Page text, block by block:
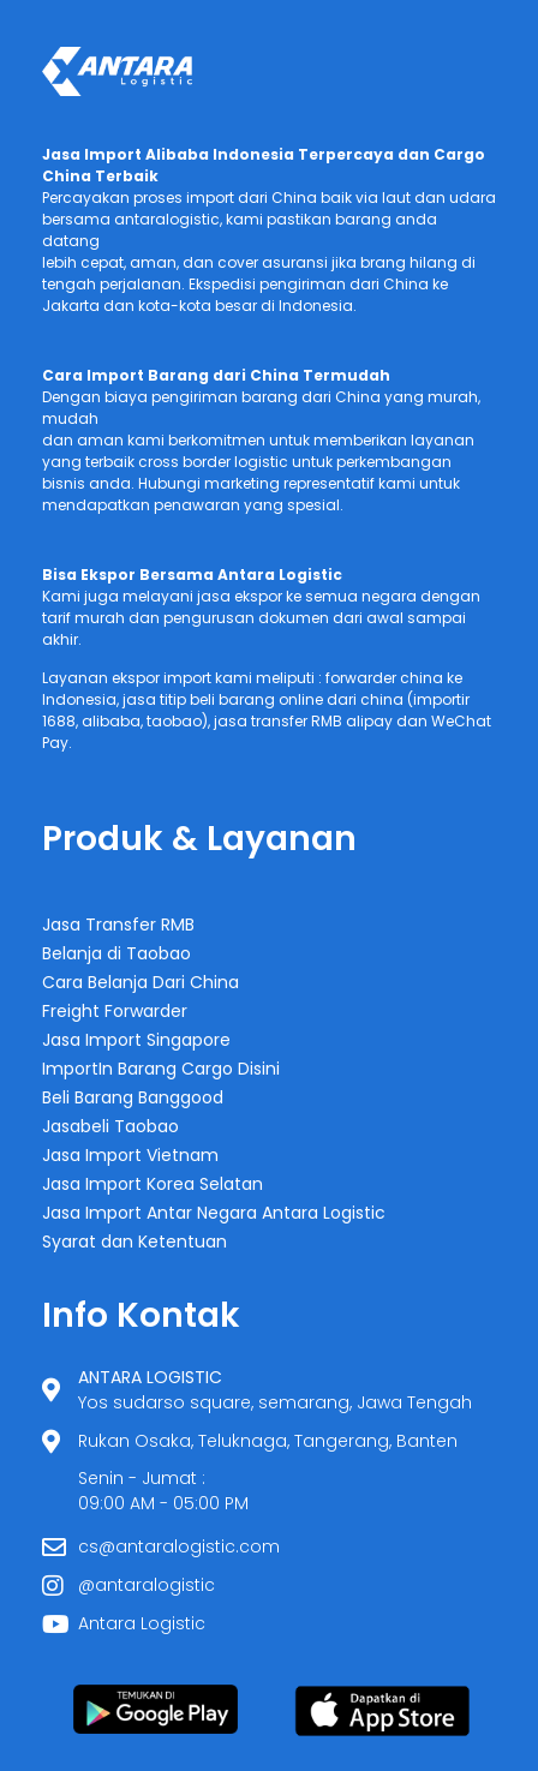
Jasa Import Alibaba Indonesia Terpercaya dan Cargo
China Terbaik
Percayakan proses import dari China baik via laut dan udara
bersama antaralogistic, kami pastikan barang anda
datang
lebih cepat, aman, dan cover asuransi jika brang hilang di
tengah perjalanan. Ekspedisi pengiriman dari China ke
Jakarta dan kota-kota besar di Indonesia.
Cara Import Barang dari China Termudah
Dengan biaya pengiriman barang dari China yang murah,
mudah
dan aman kami berkomitmen untuk memberikan layanan
yang terbaik cross border logistic untuk perkembangan
bisnis anda. Hubungi marketing representatif kami untuk
mendapatkan penawaran yang spesial.
Bisa Ekspor Bersama Antara Logistic
Kami juga melayani jasa ekspor ke semua negara dengan
tarif murah dan pengurusan dokumen dari awal sampai
akhir.
Layanan ekspor import kami meliputi : forwarder china ke
Indonesia, jasa titip beli barang online dari china (importir
1688, alibaba, taobao), jasa transfer RMB alipay dan WeChat
Pay.
Produk & Layanan
Jasa Transfer RMB
Belanja di Taobao
Cara Belanja Dari China
Freight Forwarder
Jasa Import Singapore
ImportIn Barang Cargo Disini
Beli Barang Banggood
Jasabeli Taobao
Jasa Import Vietnam
Jasa Import Korea Selatan
Jasa Import Antar Negara Antara Logistic
Syarat dan Ketentuan
Info Kontak
ANTARA LOGISTIC
Yos sudarso square, semarang, Jawa Tengah
Rukan Osaka, Teluknaga, Tangerang, Banten
Senin - Jumat :
09:00 AM - 05:00 PM
cs@antaralogistic.com
@antaralogistic
Antara Logistic